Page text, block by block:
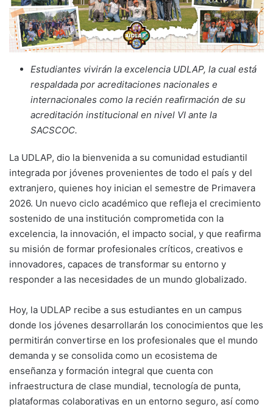
Estudiantes vivirán la excelencia UDLAP, la cual está
respaldada por acreditaciones nacionales e
internacionales como la recién reafirmación de su
acreditación institucional en nivel VI ante la
SACSCOC.
La UDLAP, dio la bienvenida a su comunidad estudiantil
integrada por jóvenes provenientes de todo el país y del
extranjero, quienes hoy inician el semestre de Primavera
2026. Un nuevo ciclo académico que refleja el crecimiento
sostenido de una institución comprometida con la
excelencia, la innovación, el impacto social, y que reafirma
su misión de formar profesionales críticos, creativos e
innovadores, capaces de transformar su entorno y
responder a las necesidades de un mundo globalizado.
Hoy, la UDLAP recibe a sus estudiantes en un campus
donde los jóvenes desarrollarán los conocimientos que les
permitirán convertirse en los profesionales que el mundo
demanda y se consolida como un ecosistema de
enseñanza y formación integral que cuenta con
infraestructura de clase mundial, tecnología de punta,
plataformas colaborativas en un entorno seguro, así como